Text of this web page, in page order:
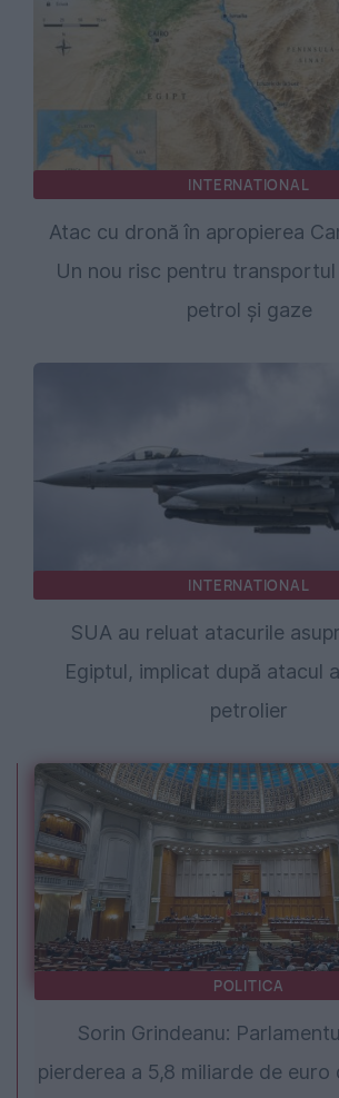
INTERNATIONAL
Atac cu dronă în apropierea
Un nou risc pentru
petrol și gaze
INTERNATIONAL
SUA au reluat atacurile
Egiptul, implicat după atacul
petrolier
POLITICA
Sorin Grindeanu:
pierderea a 5,8 miliarde de euro